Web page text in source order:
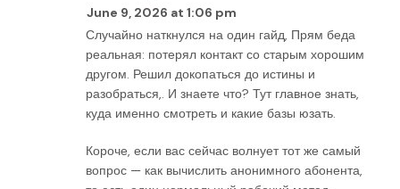
June 9, 2026 at 1:06 pm
Случайно наткнулся на один гайд, Прям беда
реальная: потерял контакт со старым хорошим
другом. Решил докопаться до истины и
разобраться,. И знаете что? Тут главное знать,
куда именно смотреть и какие базы юзать.
Короче, если вас сейчас волнует тот же самый
вопрос — как вычислить анонимного абонента,